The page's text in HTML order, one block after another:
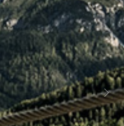
Next